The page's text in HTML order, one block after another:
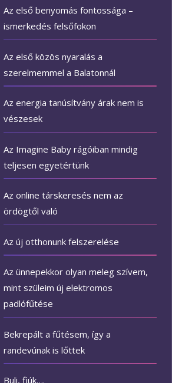
Az első benyomás fontossága –
ismerkedés felsőfokon
Az első közös nyaralás a
szerelmemmel a Balatonnál
Az energia tanúsítvány árak nem is
vészesek
Az Imagine Baby rágóiban mindig
teljesen egyetértünk
Az online társkeresés nem az
ördögtől való
Az új otthonunk felszerelése
Az ünnepekkor olyan meleg szívem,
mint szüleim új elektromos
padlófűtése
Bekrepált a fűtésem, így a
randevúnak is lőttek
Buli, fiúk….